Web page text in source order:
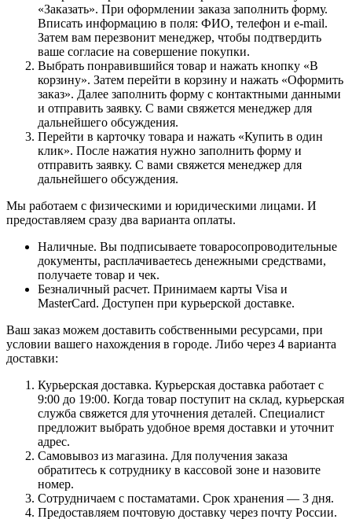
«Заказать». При оформлении заказа заполнить форму.
Вписать информацию в поля: ФИО, телефон и e-mail.
Затем вам перезвонит менеджер, чтобы подтвердить
ваше согласие на совершение покупки.
Выбрать понравившийся товар и нажать кнопку «В
корзину». Затем перейти в корзину и нажать «Оформить
заказ». Далее заполнить форму с контактными данными
и отправить заявку. С вами свяжется менеджер для
дальнейшего обсуждения.
Перейти в карточку товара и нажать «Купить в один
клик». После нажатия нужно заполнить форму и
отправить заявку. С вами свяжется менеджер для
дальнейшего обсуждения.
Мы работаем с физическими и юридическими лицами. И
предоставляем сразу два варианта оплаты.
Наличные. Вы подписываете товаросопроводительные
документы, расплачиваетесь денежными средствами,
получаете товар и чек.
Безналичный расчет. Принимаем карты Visa и
MasterCard. Доступен при курьерской доставке.
Ваш заказ можем доставить собственными ресурсами, при
условии вашего нахождения в городе. Либо через 4 варианта
доставки:
Курьерская доставка. Курьерская доставка работает с
9:00 до 19:00. Когда товар поступит на склад, курьерская
служба свяжется для уточнения деталей. Специалист
предложит выбрать удобное время доставки и уточнит
адрес.
Самовывоз из магазина. Для получения заказа
обратитесь к сотруднику в кассовой зоне и назовите
номер.
Сотрудничаем с постаматами. Срок хранения — 3 дня.
Предоставляем почтовую доставку через почту России.